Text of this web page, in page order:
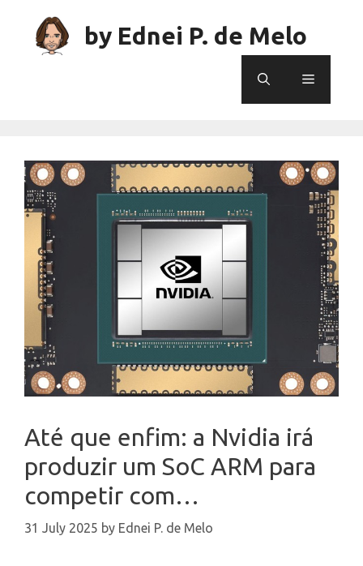
content
by Ednei P. de Melo
Menu
Até que enfim: a Nvidia irá
produzir um SoC ARM para
competir com…
31 July 2025 by Ednei P. de Melo